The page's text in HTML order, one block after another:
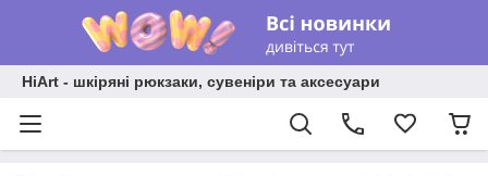
HiArt - шкіряні рюкзаки, сувеніри та аксесуари